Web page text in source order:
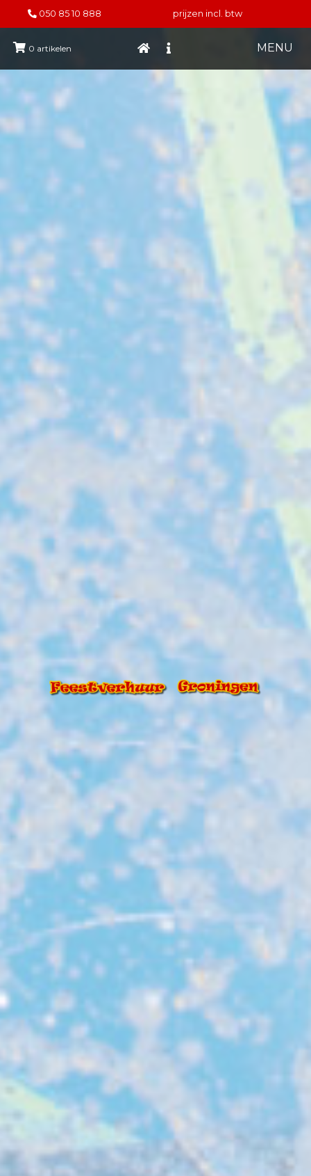
050 85 10 888 prijzen incl. btw
0 artikelen MENU